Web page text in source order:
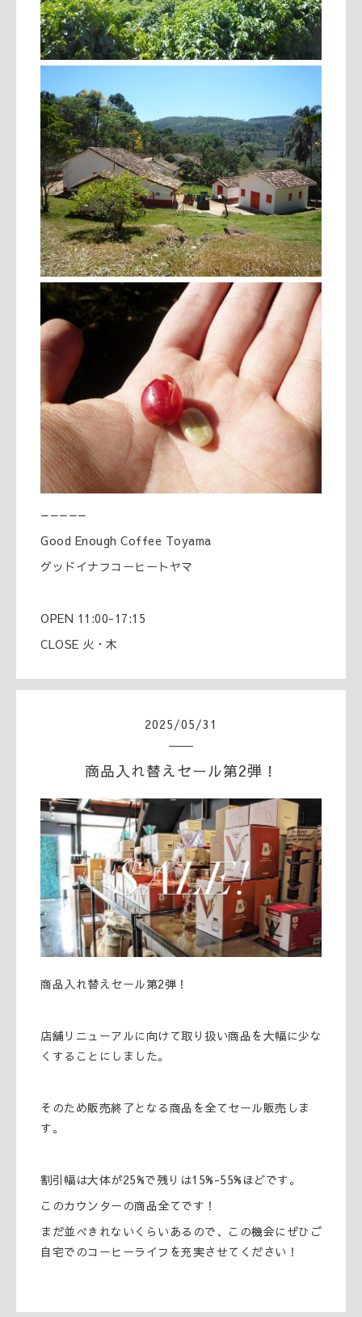
—————
Good Enough Coffee Toyama
グッドイナフコーヒートヤマ
OPEN 11:00-17:15
CLOSE 火・木
2025/05/31
商品入れ替えセール第2弾！
商品入れ替えセール第2弾！
店舗リニューアルに向けて取り扱い商品を大幅に少な
くすることにしました。
そのため販売終了となる商品を全てセール販売しま
す。
割引幅は大体が25%で残りは15%-55%ほどです。
このカウンターの商品全てです！
まだ並べきれないくらいあるので、この機会にぜひご
自宅でのコーヒーライフを充実させてください！